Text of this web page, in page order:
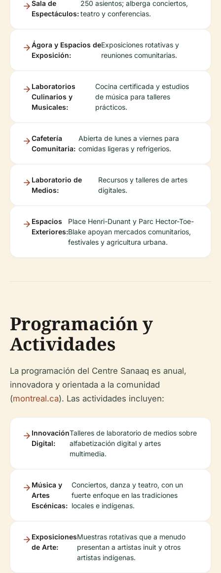
Sala de
Espectáculos:
250 asientos; alberga conciertos,
teatro y conferencias.
Ágora y Espacios de
Exposición:
Exposiciones rotativas y
reuniones comunitarias.
Laboratorios
Culinarios y
Musicales:
Cocina certificada y estudios
de música para talleres
prácticos.
Cafetería
Comunitaria:
Abierta de lunes a viernes para
comidas ligeras y refrigerios.
Laboratorio de
Medios:
Recursos y talleres de artes
digitales.
Espacios
Exteriores:
Place Henri-Dunant y Parc Hector-Toe-
Blake apoyan mercados comunitarios,
festivales y agricultura urbana.
Programación y
Actividades
La programación del Centre Sanaaq es anual,
innovadora y orientada a la comunidad
(montreal.ca). Las actividades incluyen:
Innovación
Digital:
Talleres de laboratorio de medios sobre
alfabetización digital y artes
multimedia.
Música y
Artes
Escénicas:
Conciertos, danza y teatro, con un
fuerte enfoque en las tradiciones
locales e indígenas.
Exposiciones
de Arte:
Muestras rotativas que a menudo
presentan a artistas inuit y otros
artistas indígenas.